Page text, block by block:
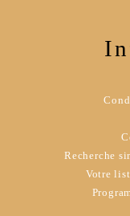
Recherche
Votre